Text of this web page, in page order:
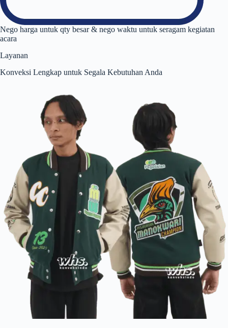
Nego harga untuk qty besar & nego waktu untuk seragam kegiatan
acara
Layanan
Konveksi Lengkap untuk Segala Kebutuhan Anda